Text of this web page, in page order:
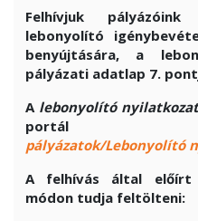
Felhívjuk pályázóink
lebonyolító
benyújtására, a
pályázati adatlap 7.
A lebonyolító nyilatkozat
pályázatok/Lebonyolító
A felhívás által előírt
módon tudja feltölteni: